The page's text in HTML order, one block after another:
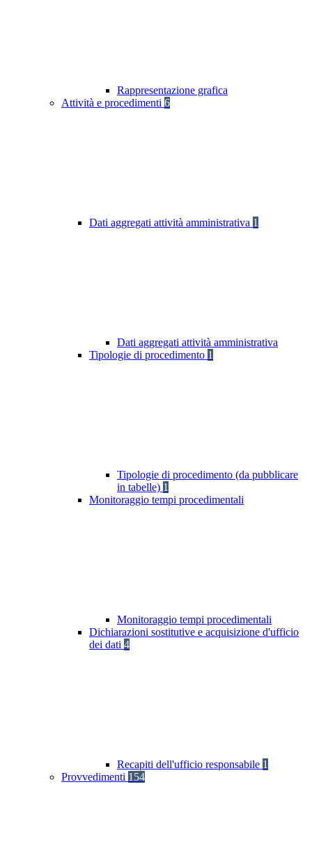
Rappresentazione grafica
Attività e procedimenti 6
Dati aggregati attività amministrativa 1
Dati aggregati attività amministrativa
Tipologie di procedimento 1
Tipologie di procedimento (da pubblicare
in tabelle) 1
Monitoraggio tempi procedimentali
Monitoraggio tempi procedimentali
Dichiarazioni sostitutive e acquisizione d'ufficio
dei dati 4
Recapiti dell'ufficio responsabile 1
Provvedimenti 154